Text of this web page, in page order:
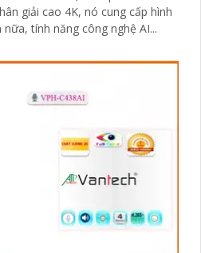
nét và chi tiết. Hơn nữa, tính năng công nghệ AI...